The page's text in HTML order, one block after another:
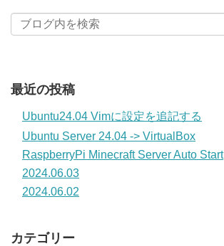
最近の投稿
Ubuntu24.04 Vimに設定を追記する
Ubuntu Server 24.04 -> VirtualBox
RaspberryPi Minecraft Server Auto Start
2024.06.03
2024.06.02
カテゴリー